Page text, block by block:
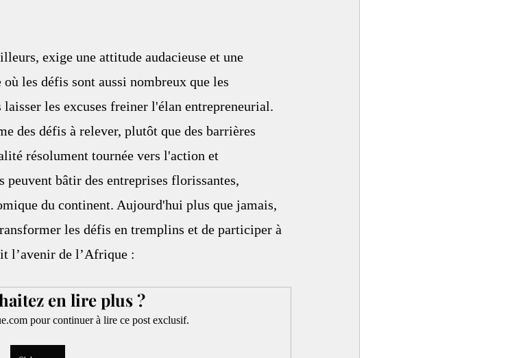
exige une attitude audacieuse et une
les défis sont aussi nombreux que les
les excuses freiner l'élan entrepreneurial.
des défis à relever, plutôt que des barrières
résolument tournée vers l'action et
bâtir des entreprises florissantes,
du continent. Aujourd'hui plus que jamais,
les défis en tremplins et de participer à
l’avenir de l’Afrique :
en lire plus ?
pour continuer à lire ce post exclusif.